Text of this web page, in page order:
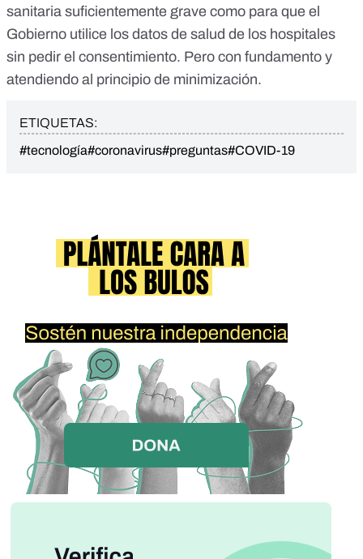
sanitaria suficientemente grave como para que el
Gobierno utilice los datos de salud de los hospitales
sin pedir el consentimiento. Pero con fundamento y
atendiendo al principio de minimización.
ETIQUETAS:
#tecnología#coronavirus#preguntas#COVID-19